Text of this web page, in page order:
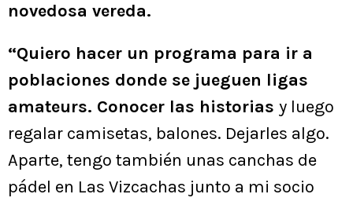
novedosa vereda.
“Quiero hacer un programa para ir a
poblaciones donde se jueguen ligas
amateurs. Conocer las historias y luego
regalar camisetas, balones. Dejarles algo.
Aparte, tengo también unas canchas de
pádel en Las Vizcachas junto a mi socio